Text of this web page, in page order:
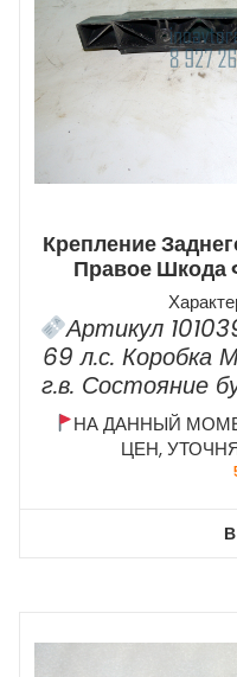
Крепление
Правое Шкода
Артикул
69 л.с. Коробка
г.в. Состояние
НА ДАННЫЙ
ЦЕН,